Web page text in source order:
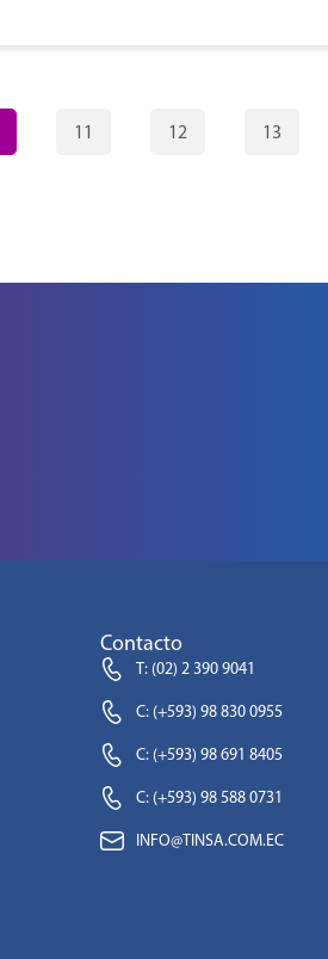
11 12
13
Contacto
T: (02) 2 390 9041
C: (+593) 98 830 0955
C: (+593) 98 691 8405
C: (+593) 98 588 0731
INFO@TINSA.COM.EC